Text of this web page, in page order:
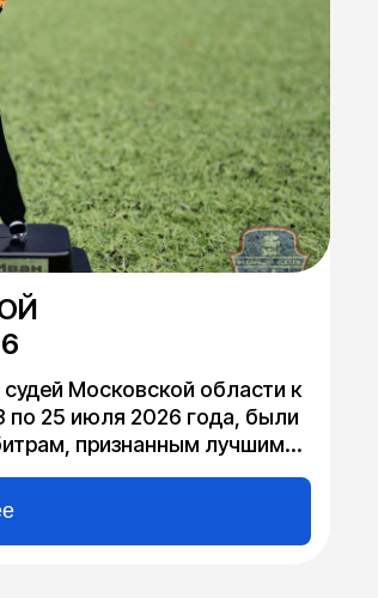
Московской области к
по 25 июля 2026 года, были
признанным лучшими
2026.